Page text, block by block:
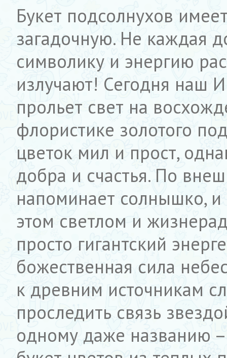
Букет подсолнухов
загадочную. Не каждая
символику и энергию
излучают! Сегодня наш
прольет свет на
флористике золотого
цветок мил и прост,
добра и счастья. По
напоминает солнышко, и
этом светлом и
просто гигантский
божественная сила
к древним источникам
проследить связь
одному даже названию –